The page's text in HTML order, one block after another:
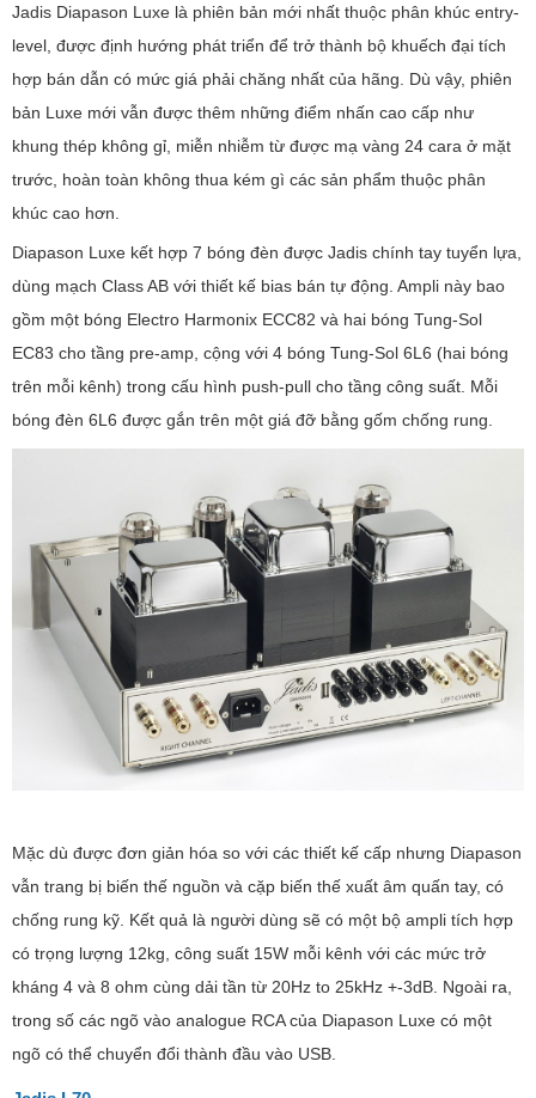
Jadis Diapason Luxe là phiên bản mới nhất thuộc phân khúc entry-
level, được định hướng phát triển để trở thành bộ khuếch đại tích
hợp bán dẫn có mức giá phải chăng nhất của hãng. Dù vậy, phiên
bản Luxe mới vẫn được thêm những điểm nhấn cao cấp như
khung thép không gỉ, miễn nhiễm từ được mạ vàng 24 cara ở mặt
trước, hoàn toàn không thua kém gì các sản phẩm thuộc phân
khúc cao hơn.
Diapason Luxe kết hợp 7 bóng đèn được Jadis chính tay tuyển lựa,
dùng mạch Class AB với thiết kế bias bán tự động. Ampli này bao
gồm một bóng Electro Harmonix ECC82 và hai bóng Tung-Sol
EC83 cho tầng pre-amp, cộng với 4 bóng Tung-Sol 6L6 (hai bóng
trên mỗi kênh) trong cấu hình push-pull cho tầng công suất. Mỗi
bóng đèn 6L6 được gắn trên một giá đỡ bằng gốm chống rung.
Mặc dù được đơn giản hóa so với các thiết kế cấp nhưng Diapason
vẫn trang bị biến thế nguồn và cặp biến thế xuất âm quấn tay, có
chống rung kỹ. Kết quả là người dùng sẽ có một bộ ampli tích hợp
có trọng lượng 12kg, công suất 15W mỗi kênh với các mức trở
kháng 4 và 8 ohm cùng dải tần từ 20Hz to 25kHz +-3dB. Ngoài ra,
trong số các ngõ vào analogue RCA của Diapason Luxe có một
ngõ có thể chuyển đổi thành đầu vào USB.